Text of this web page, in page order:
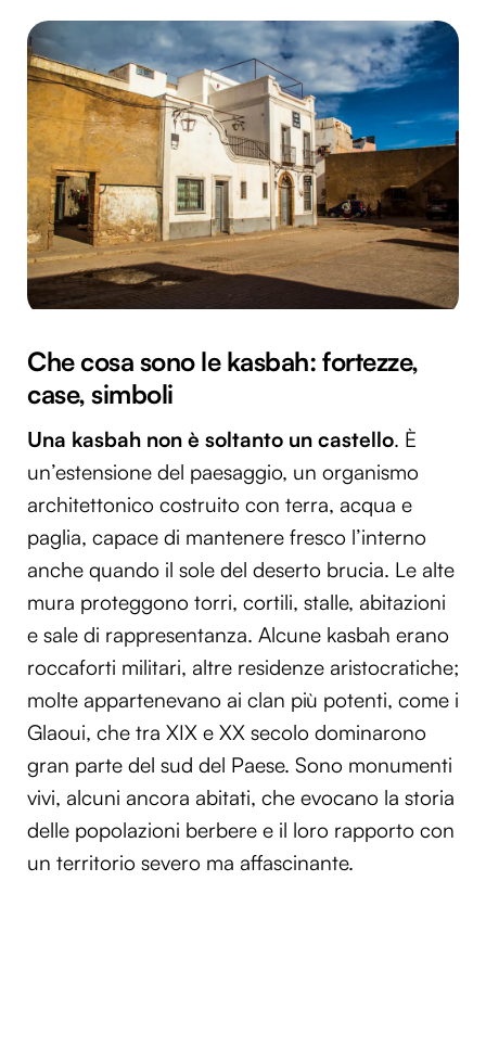
Che cosa sono le kasbah: fortezze,
case, simboli
Una kasbah non è soltanto un castello. È
un’estensione del paesaggio, un organismo
architettonico costruito con terra, acqua e
paglia, capace di mantenere fresco l’interno
anche quando il sole del deserto brucia. Le alte
mura proteggono torri, cortili, stalle, abitazioni
e sale di rappresentanza. Alcune kasbah erano
roccaforti militari, altre residenze aristocratiche;
molte appartenevano ai clan più potenti, come i
Glaoui, che tra XIX e XX secolo dominarono
gran parte del sud del Paese. Sono monumenti
vivi, alcuni ancora abitati, che evocano la storia
delle popolazioni berbere e il loro rapporto con
un territorio severo ma affascinante.